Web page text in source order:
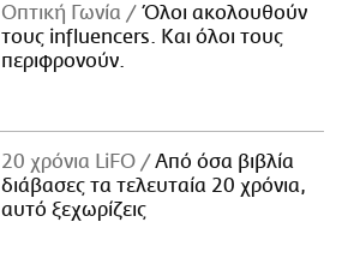
Οπτική Γωνία
Όλοι ακολουθούν
τους influencers. Και όλοι τους
περιφρονούν.
20 χρόνια LiFO
Από όσα βιβλία
διάβασες τα τελευταία 20 χρόνια,
αυτό ξεχωρίζεις